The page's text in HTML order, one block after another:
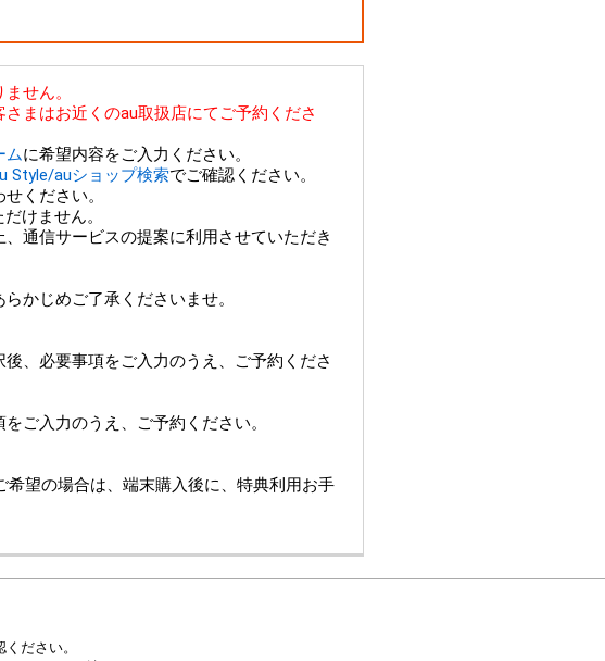
せん。
まはお近くのau取扱店にてご予約くださ
ムに希望内容をご入力ください。
Style/auショップ検索でご確認ください。
ください。
けません。
通信サービスの提案に利用させていただき
かじめご了承くださいませ。
、必要事項をご入力のうえ、ご予約くださ
ご入力のうえ、ご予約ください。
希望の場合は、端末購入後に、特典利用お手
ださい。